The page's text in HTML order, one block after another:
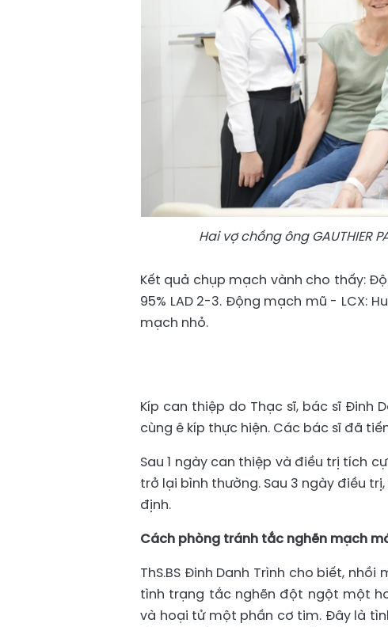
Hai vợ chồng ông GAUTHIER
Kết quả chụp mạch vành cho thấy:
95% LAD 2-3. Động mạch mũ - LCX:
mạch nhỏ.
Kíp can thiệp do Thạc sĩ, bác sĩ Đinh
cùng ê kíp thực hiện. Các bác sĩ đã
Sau 1 ngày can thiệp và điều trị tích
trở lại bình thường. Sau 3 ngày điều
định.
Cách phòng tránh tắc nghẽn mạch
ThS.BS Đinh Danh Trình cho biết,
tình trạng tắc nghẽn đột ngột một
và hoại tử một phần cơ tim. Đây là